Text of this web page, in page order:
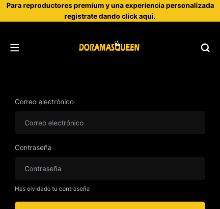
Para reproductores premium y una experiencia personalizada
registrate dando click aqui.
Correo electrónico
Contraseña
Has olvidado tu contraseña